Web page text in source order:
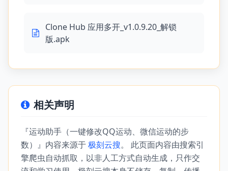
Clone Hub 应用多开_v1.0.9.20_解锁
版.apk
相关声明
『运动助手（一键修改QQ运动、微信运动的步
数）』内容来源于极刻云搜。 此页面内容由搜索引
擎爬虫自动抓取，以非人工方式自动生成，只作交